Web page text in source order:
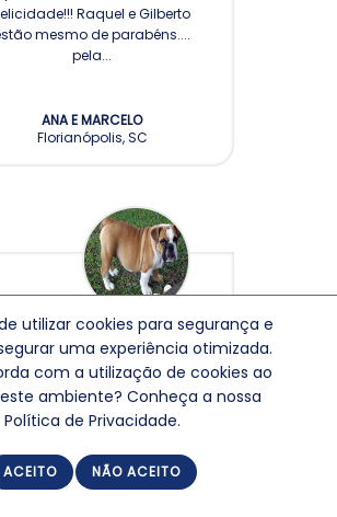
Raquel e Gilberto
mesmo de parabéns....
pela...
ANA E MARCELO
Florianópolis, SC
muito felizes com o
filhote. Ele é lindo, querido,
e perfeito. Não há quem
resista ao vê-lo....
FLÁVIO
utilizar cookies para segurança e
uma experiência otimizada.
com a utilização de cookies ao
ambiente? Conheça a nossa
Política de Privacidade.
ACEITO NÃO ACEITO